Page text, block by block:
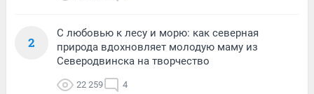
2
С любовью к лесу и морю: как северная
природа вдохновляет молодую маму из
Северодвинска на творчество
22 259 4